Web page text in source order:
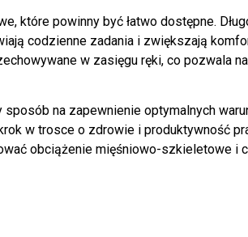
które powinny być łatwo dostępne.
codzienne zadania i zwiększają
w zasięgu ręki, co pozwala
sposób na zapewnienie optymalnych
w trosce o zdrowie i produktywność
obciążenie mięśniowo-szkieletowe i